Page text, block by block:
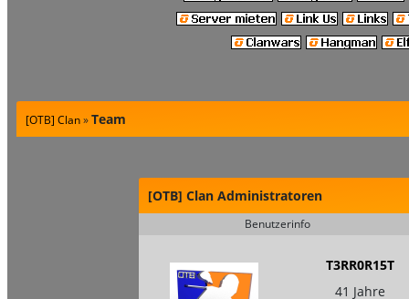
[OTB] Clan»Team
[OTB] Clan Administratoren
Benutzerinfo
T3RR0R15T
41 Jahre